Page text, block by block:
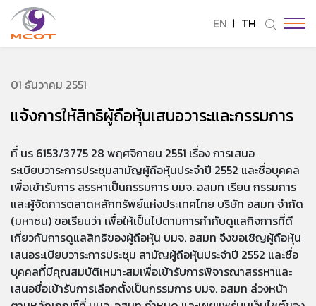
EN TH
01 ธันวาคม 2551
แจ้งการให้สิทธิผู้ถือหุ้นเสนอวาระและกรรมการ
ที่ นร 6153/3775 28 พฤศจิกายน 2551 เรื่อง การเสนอ
ระเบียบวาระการประชุมสามัญผู้ถือหุ้นประจำปี 2552 และชื่อบุคคล
เพื่อเข้ารับการ สรรหาเป็นกรรมการ บมจ. อสมท เรียน กรรมการ
และผู้จัดการตลาดหลักทรัพย์แห่งประเทศไทย บริษัท อสมท จำกัด
(มหาชน) ขอเรียนว่า เพื่อให้เป็นไปตามการกำกับดูแลกิจการที่ดี
เกี่ยวกับการดูแลสิทธิของผู้ถือหุ้น บมจ. อสมท จึงขอเชิญผู้ถือหุ้น
เสนอระเบียบวาระการประชุม สามัญผู้ถือหุ้นประจำปี 2552 และชื่อ
บุคคลที่มีคุณสมบัติเหมาะสมเพื่อเข้ารับการพิจารณาสรรหาและ
เสนอชื่อเข้ารับการเลือกตั้งเป็นกรรมการ บมจ. อสมท ล่วงหน้า